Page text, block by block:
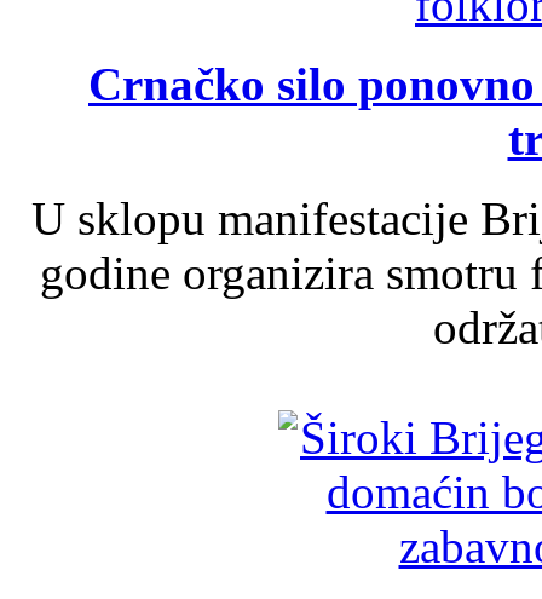
Crnačko silo
U sklopu manifestacije
godine organizira